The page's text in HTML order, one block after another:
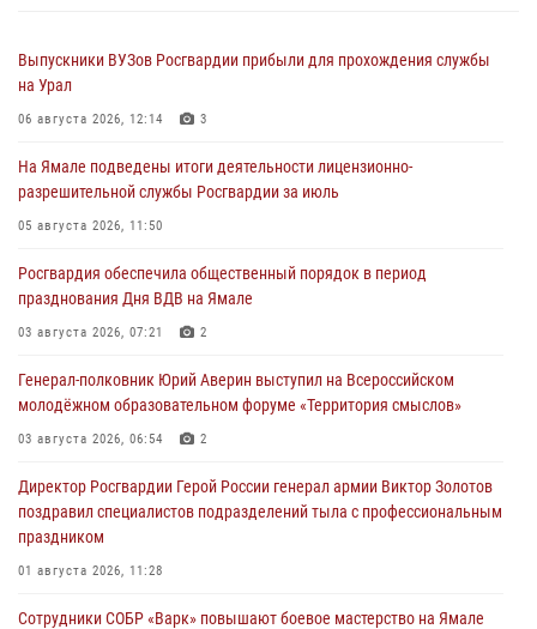
Выпускники ВУЗов Росгвардии прибыли для прохождения службы
на Урал
06 августа 2026, 12:14 3
На Ямале подведены итоги деятельности лицензионно-
разрешительной службы Росгвардии за июль
05 августа 2026, 11:50
Росгвардия обеспечила общественный порядок в период
празднования Дня ВДВ на Ямале
03 августа 2026, 07:21 2
Генерал-полковник Юрий Аверин выступил на Всероссийском
молодёжном образовательном форуме «Территория смыслов»
03 августа 2026, 06:54 2
Директор Росгвардии Герой России генерал армии Виктор Золотов
поздравил специалистов подразделений тыла с профессиональным
праздником
01 августа 2026, 11:28
Сотрудники СОБР «Варк» повышают боевое мастерство на Ямале